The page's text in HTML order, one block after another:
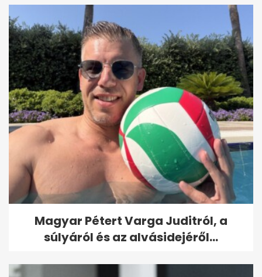
Magyar Pétert Varga Juditról, a
súlyáról és az alvásidejéről...